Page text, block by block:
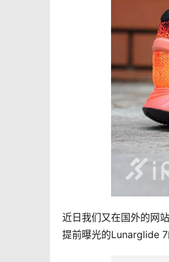
近日我们又在国外的网
提前曝光的Lunarglide 7